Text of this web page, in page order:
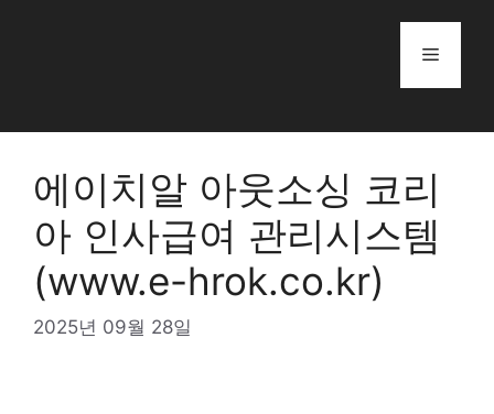
Menu
에이치알 아웃소싱 코리
아 인사급여 관리시스템
(www.e-hrok.co.kr)
2025년 09월 28일